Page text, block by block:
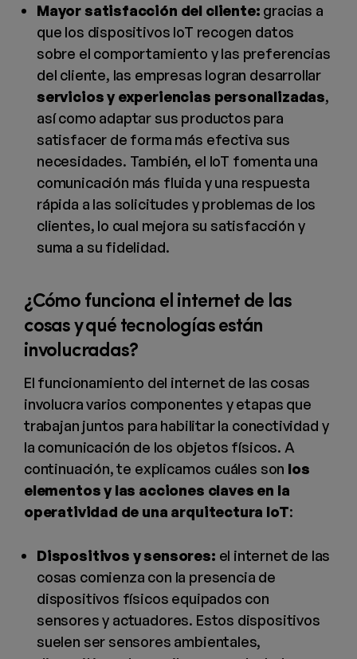
Mayor satisfacción del cliente: gracias a
que los dispositivos IoT recogen datos
sobre el comportamiento y las preferencias
del cliente, las empresas logran desarrollar
servicios y experiencias personalizadas,
así como adaptar sus productos para
satisfacer de forma más efectiva sus
necesidades. También, el IoT fomenta una
comunicación más fluida y una respuesta
rápida a las solicitudes y problemas de los
clientes, lo cual mejora su satisfacción y
suma a su fidelidad.
¿Cómo funciona el internet de las
cosas y qué tecnologías están
involucradas?
El funcionamiento del internet de las cosas
involucra varios componentes y etapas que
trabajan juntos para habilitar la conectividad y
la comunicación de los objetos físicos. A
continuación, te explicamos cuáles son los
elementos y las acciones claves en la
operatividad de una arquitectura IoT:
Dispositivos y sensores: el internet de las
cosas comienza con la presencia de
dispositivos físicos equipados con
sensores y actuadores. Estos dispositivos
suelen ser sensores ambientales,